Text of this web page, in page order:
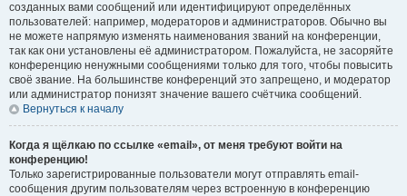
созданных вами сообщений или идентифицируют определённых
пользователей: например, модераторов и администраторов. Обычно вы
не можете напрямую изменять наименования званий на конференции,
так как они установлены её администратором. Пожалуйста, не засоряйте
конференцию ненужными сообщениями только для того, чтобы повысить
своё звание. На большинстве конференций это запрещено, и модератор
или администратор понизят значение вашего счётчика сообщений.
Вернуться к началу
Когда я щёлкаю по ссылке «email», от меня требуют войти на
конференцию!
Только зарегистрированные пользователи могут отправлять email-
сообщения другим пользователям через встроенную в конференцию